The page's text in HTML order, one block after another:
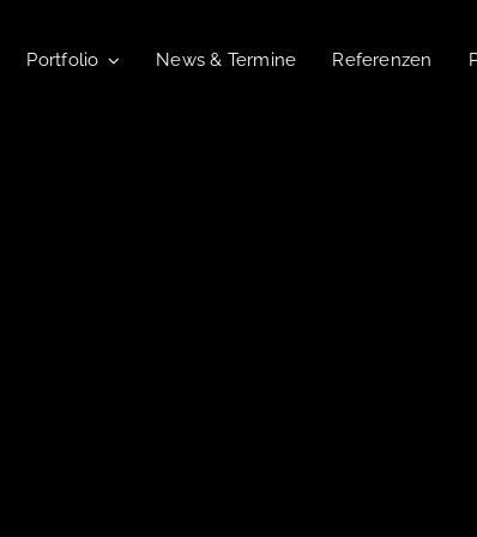
Portfolio News & Termine Referenzen